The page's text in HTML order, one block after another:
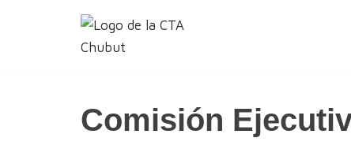
Comisión